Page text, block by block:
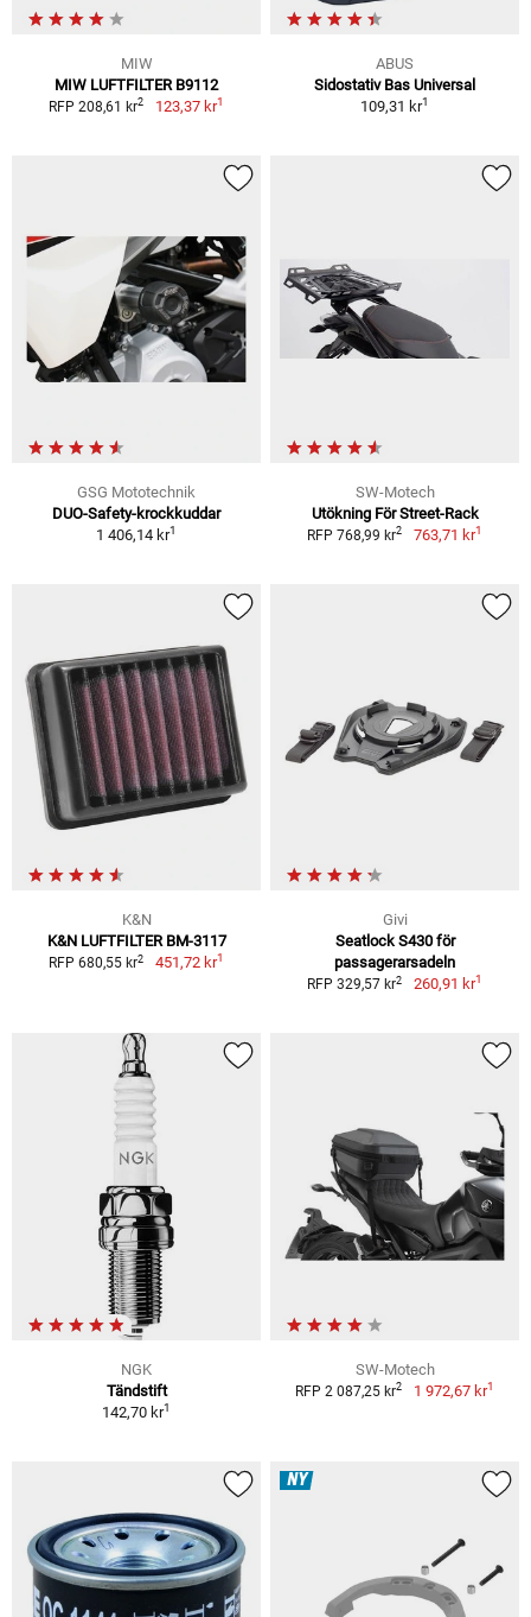
MIW
MIW LUFTFILTER B9112
RFP 208,61 kr2 123,37 kr1
ABUS
Sidostativ Bas Universal
109,31 kr1
GSG Mototechnik
DUO-Safety-krockkuddar
1 406,14 kr1
SW-Motech
Utökning För Street-Rack
RFP 768,99 kr2 763,71 kr1
K&N
K&N LUFTFILTER BM-3117
RFP 680,55 kr2 451,72 kr1
Givi
Seatlock S430 för
passagerarsadeln
RFP 329,57 kr2 260,91 kr1
NGK
Tändstift
142,70 kr1
SW-Motech
RFP 2 087,25 kr2 1 972,67 kr1
NY